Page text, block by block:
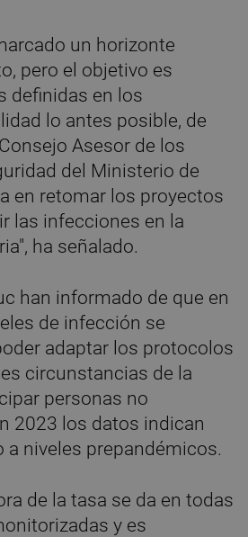
un horizonte
pero el objetivo es
definidas en los
lo antes posible, de
Asesor de los
del Ministerio de
en retomar los proyectos
las infecciones en la
ha señalado.
han informado de que en
de infección se
adaptar los protocolos
circunstancias de la
personas no
2023 los datos indican
a niveles prepandémicos.
de la tasa se da en todas
y es